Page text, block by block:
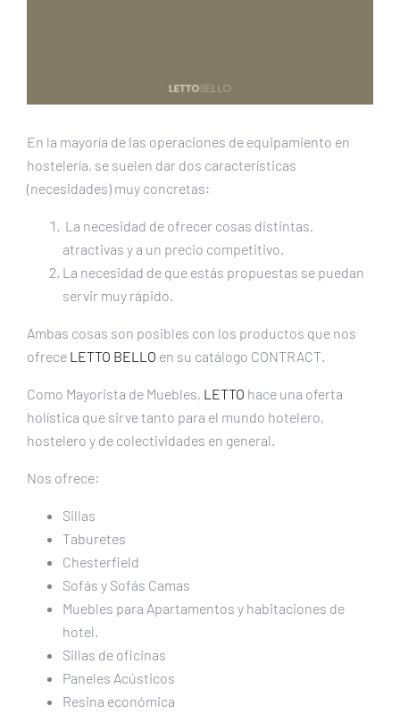
En la mayoría de las operaciones de equipamiento en
hostelería, se suelen dar dos características
(necesidades) muy concretas:
La necesidad de ofrecer cosas distintas,
atractivas y a un precio competitivo.
La necesidad de que estás propuestas se puedan
servir muy rápido.
Ambas cosas son posibles con los productos que nos
ofrece LETTO BELLO en su catálogo CONTRACT.
Como Mayorista de Muebles, LETTO hace una oferta
holística que sirve tanto para el mundo hotelero,
hostelero y de colectividades en general.
Nos ofrece:
Sillas
Taburetes
Chesterfield
Sofás y Sofás Camas
Muebles para Apartamentos y habitaciones de
hotel.
Sillas de oficinas
Paneles Acústicos
Resina económica